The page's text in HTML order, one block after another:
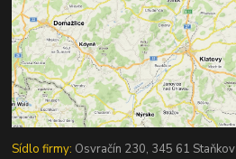
Sídlo firmy: Osvračín 230, 345 61 Staňkov